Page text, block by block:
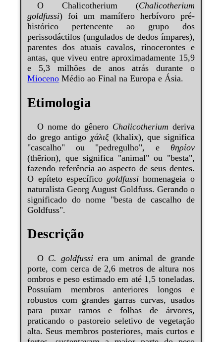
O Chalicotherium (Chalicotherium
goldfussi) foi um mamífero herbívoro pré-
histórico pertencente ao grupo dos
perissodáctilos (ungulados de dedos ímpares),
parentes dos atuais cavalos, rinocerontes e
antas, que viveu entre aproximadamente 15,9
e 5,3 milhões de anos atrás durante o
Mioceno Médio ao Final na Europa e Ásia.
Etimologia
O nome do gênero Chalicotherium deriva
do grego antigo χάλιξ (khalix), que significa
"cascalho" ou "pedregulho", e θηρίον
(thērion), que significa "animal" ou "besta",
fazendo referência ao aspecto de seus dentes.
O epíteto específicogoldfussi homenageia o
naturalista Georg August Goldfuss. Gerando o
significado do nome "besta de cascalho de
Goldfuss".
Descrição
O C. goldfussi era um animal de grande
porte, com cerca de 2,6 metros de altura nos
ombros e peso estimado em até 1,5 toneladas.
Possuíam membros anteriores longos e
robustos com grandes garras curvas, usados
para puxar ramos e folhas de árvores,
praticando o pastoreio seletivo de vegetação
alta. Seus membros posteriores, mais curtos e